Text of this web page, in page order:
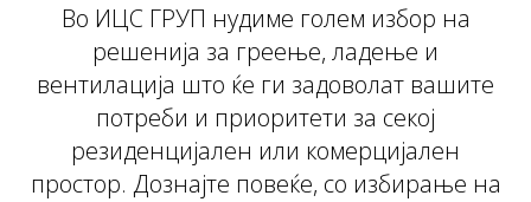
Во ИЦС ГРУП нудиме голем избор на
решенија за греење, ладење и
вентилација што ќе ги задоволат вашите
потреби и приоритети за секој
резиденцијален или комерцијален
простор. Дознајте повеќе, со избирање на